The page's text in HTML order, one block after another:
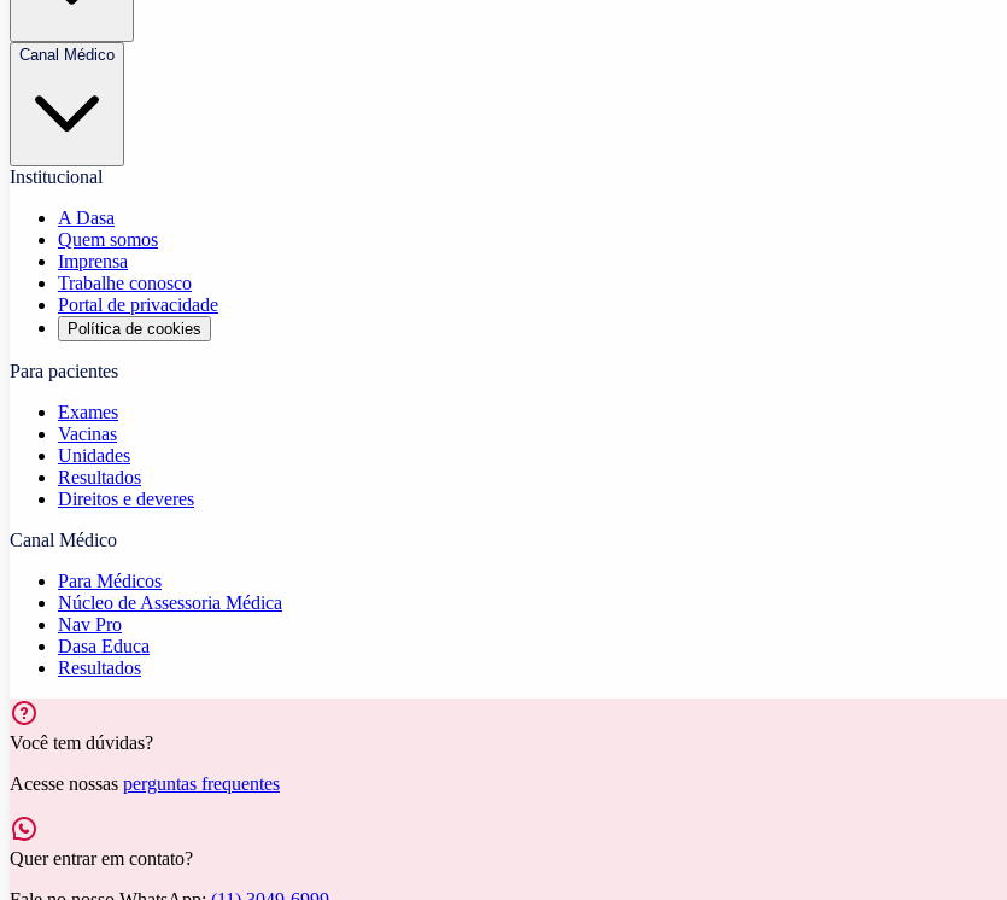
Canal Médico
Institucional
A Dasa
Quem somos
Imprensa
Trabalhe conosco
Portal de privacidade
Política de cookies
Para pacientes
Exames
Vacinas
Unidades
Resultados
Direitos e deveres
Canal Médico
Para Médicos
Núcleo de Assessoria Médica
Nav Pro
Dasa Educa
Resultados
Você tem dúvidas?
Acesse nossas perguntas frequentes
Quer entrar em contato?